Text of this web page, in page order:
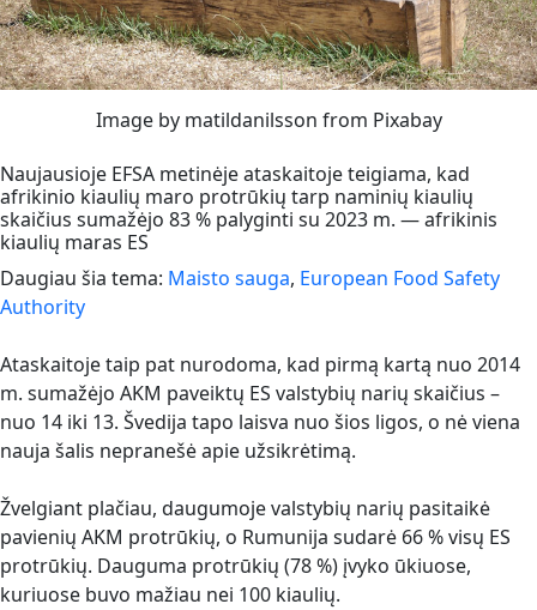
Image by matildanilsson from Pixabay
Naujausioje EFSA metinėje ataskaitoje teigiama, kad
afrikinio kiaulių maro protrūkių tarp naminių kiaulių
skaičius sumažėjo 83 % palyginti su 2023 m. — afrikinis
kiaulių maras ES
Daugiau šia tema: Maisto sauga, European Food Safety
Authority
Ataskaitoje taip pat nurodoma, kad pirmą kartą nuo 2014
m. sumažėjo AKM paveiktų ES valstybių narių skaičius –
nuo 14 iki 13. Švedija tapo laisva nuo šios ligos, o nė viena
nauja šalis nepranešė apie užsikrėtimą.
Žvelgiant plačiau, daugumoje valstybių narių pasitaikė
pavienių AKM protrūkių, o Rumunija sudarė 66 % visų ES
protrūkių. Dauguma protrūkių (78 %) įvyko ūkiuose,
kuriuose buvo mažiau nei 100 kiaulių.